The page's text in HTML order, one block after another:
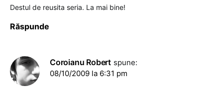
Destul de reusita seria. La mai bine!
Răspunde
Coroianu Robert spune:
08/10/2009 la 6:31 pm